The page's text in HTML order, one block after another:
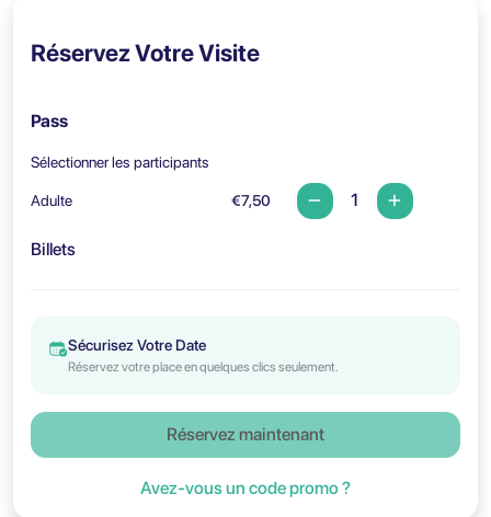
Réservez Votre Visite
Pass
Sélectionner les participants
Adulte €7,50
Billets
Sécurisez Votre Date
Réservez votre place en quelques clics seulement.
Réservez maintenant
Avez-vous un code promo ?